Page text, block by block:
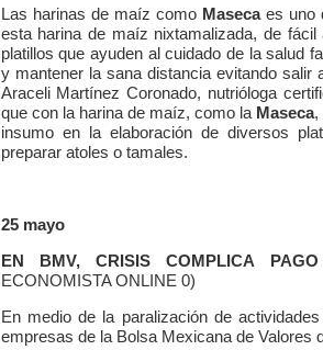
Las harinas de maíz como Masecaes uno
esta harina de maíz nixtamalizada, de
platillos que ayuden al cuidado de la salud
y mantener la sana distancia evitando
Araceli Martínez Coronado, nutrióloga
que con la harina de maíz, como la Maseca,
insumo en la elaboración de diversos
preparar atoles o tamales.
25 mayo
EN BMV, CRISIS COMPLICA
ECONOMISTA ONLINE 0)
En medio de la paralización de
empresas de la Bolsa Mexicana de Valores